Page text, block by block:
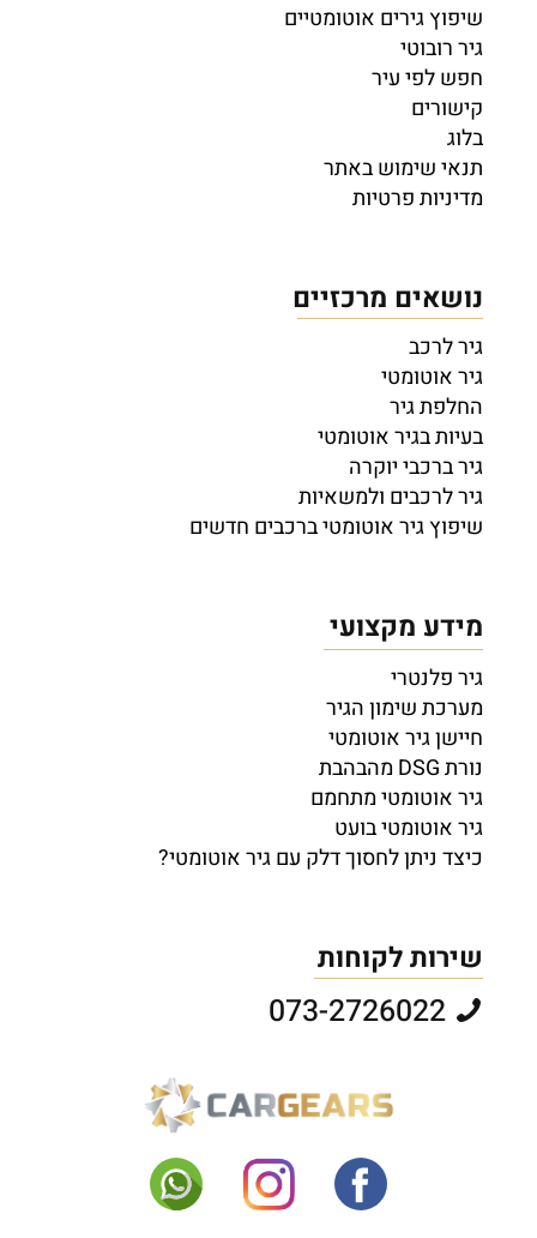
שיפוץ גירים אוטומטיים
גיר רובוטי
חפש לפי עיר
קישורים
בלוג
תנאי שימוש באתר
מדיניות פרטיות
נושאים מרכזיים
גיר לרכב
גיר אוטומטי
החלפת גיר
בעיות בגיר אוטומטי
גיר ברכבי יוקרה
גיר לרכבים ולמשאיות
שיפוץ גיר אוטומטי ברכבים חדשים
מידע מקצועי
גיר פלנטרי
מערכת שימון הגיר
חיישן גיר אוטומטי
נורת DSG מהבהבת
גיר אוטומטי מתחמם
גיר אוטומטי בועט
כיצד ניתן לחסוך דלק עם גיר אוטומטי?
שירות לקוחות